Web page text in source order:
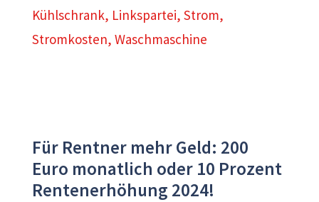
Kühlschrank, Linkspartei, Strom,
Stromkosten, Waschmaschine
Für Rentner mehr Geld: 200
Euro monatlich oder 10 Prozent
Rentenerhöhung 2024!